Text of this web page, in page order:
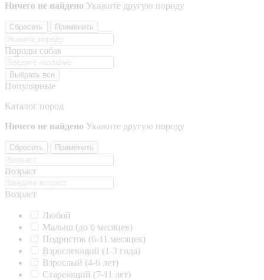
Ничего не найдено Укажите другую породу
Сбросить Применить
Породы собак
Выбрать все
Популярные
Каталог пород
Ничего не найдено Укажите другую породу
Сбросить Применить
Возраст
Возраст
Любой
Малыш (до 6 месяцев)
Подросток (6-11 месяцев)
Взрослеющий (1-3 года)
Взрослый (4-6 лет)
Стареющий (7-11 лет)